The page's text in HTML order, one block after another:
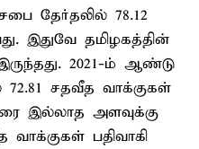
தேர்தலில் 78.12
இதுவே தமிழகத்தின்
2021-ம் ஆண்டு
சதவீத வாக்குகள்
இல்லாத அளவுக்கு
பதிவாகி